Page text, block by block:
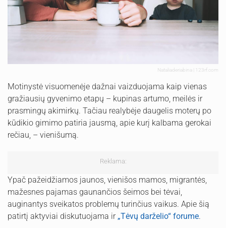
Nataliaderiabina | 123rf.com
Motinystė visuomenėje dažnai vaizduojama kaip vienas
gražiausių gyvenimo etapų – kupinas artumo, meilės ir
prasmingų akimirkų. Tačiau realybėje daugelis moterų po
kūdikio gimimo patiria jausmą, apie kurį kalbama gerokai
rečiau, – vienišumą.
Reklama:
Ypač pažeidžiamos jaunos, vienišos mamos, migrantės,
mažesnes pajamas gaunančios šeimos bei tėvai,
auginantys sveikatos problemų turinčius vaikus. Apie šią
patirtį aktyviai diskutuojama ir „Tėvų darželio“ forume.